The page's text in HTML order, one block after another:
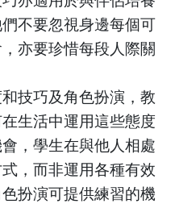
不要忽視身邊每個可
亦要珍惜每段人際關
技巧及角色扮演，教
生活中運用這些態度
，學生在與他人相處
，而非運用各種有效
扮演可提供練習的機